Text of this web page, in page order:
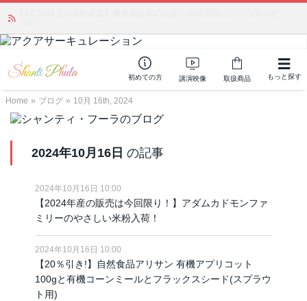
初めての方 講演映像 取扱商品 もっと探す
Home » ブログ » 10月 16th, 2024
2024年10月16日 の記事
2024年10月16日 10:00
【2024年産の販売は今回限り！】アダムカドモンファ
ミリーのやさしい米粉入荷！
2024年10月16日 10:00
【20％引き!】自然食品アリサン 有機アプリコット
100gと有機コーンミールとフラックスシード(スプラウ
ト用)